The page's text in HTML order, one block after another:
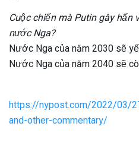
Cuộc chiến mà Putin gây hấn
nước Nga?
Nước Nga của năm 2030 sẽ
Nước Nga của năm 2040 sẽ
https://nypost.com/2022/03/
and-other-commentary/